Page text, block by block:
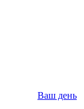
Ваш день